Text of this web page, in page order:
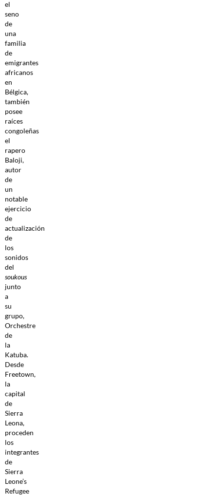
el
seno
de
una
familia
de
emigrantes
africanos
en
Bélgica,
también
posee
raíces
congoleñas
el
rapero
Baloji,
autor
de
un
notable
ejercicio
de
actualización
de
los
sonidos
del
soukous
junto
a
su
grupo,
Orchestre
de
la
Katuba.
Desde
Freetown,
la
capital
de
Sierra
Leona,
proceden
los
integrantes
de
Sierra
Leone’s
Refugee